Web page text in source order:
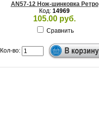
AN57-12 Нож-шинковка Ретро
Код: 14969
105.00 руб.
Сравнить
Кол-во: